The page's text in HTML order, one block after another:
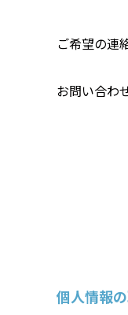
ご希望の連
お問い合わ
個人情報